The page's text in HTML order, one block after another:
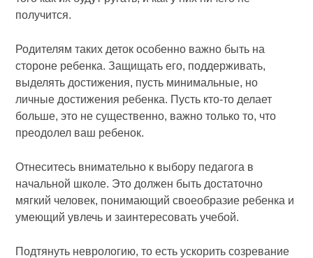
получится.
Родителям таких деток особенно важно быть на
стороне ребенка. Защищать его, поддерживать,
выделять достижения, пусть минимальные, но
личные достижения ребенка. Пусть кто-то делает
больше, это не существенно, важно только то, что
преодолел ваш ребенок.
Отнеситесь внимательно к выбору педагога в
начальной школе. Это должен быть достаточно
мягкий человек, понимающий своеобразие ребенка и
умеющий увлечь и заинтересовать учебой.
Подтянуть неврологию, то есть ускорить созревание